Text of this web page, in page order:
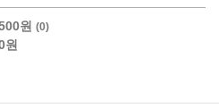
원 (0)
원